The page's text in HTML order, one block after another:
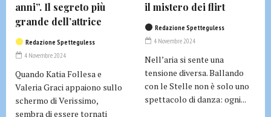
anni”. Il segreto più
grande dell’attrice
Redazione Spetteguless
4 Novembre 2024
Quando Katia Follesa e
Valeria Graci appaiono sullo
schermo di Verissimo,
sembra di essere tornati
il mistero dei flirt
Redazione Spetteguless
4 Novembre 2024
Nell’aria si sente una
tensione diversa. Ballando
con le Stelle non è solo uno
spettacolo di danza: ogni...